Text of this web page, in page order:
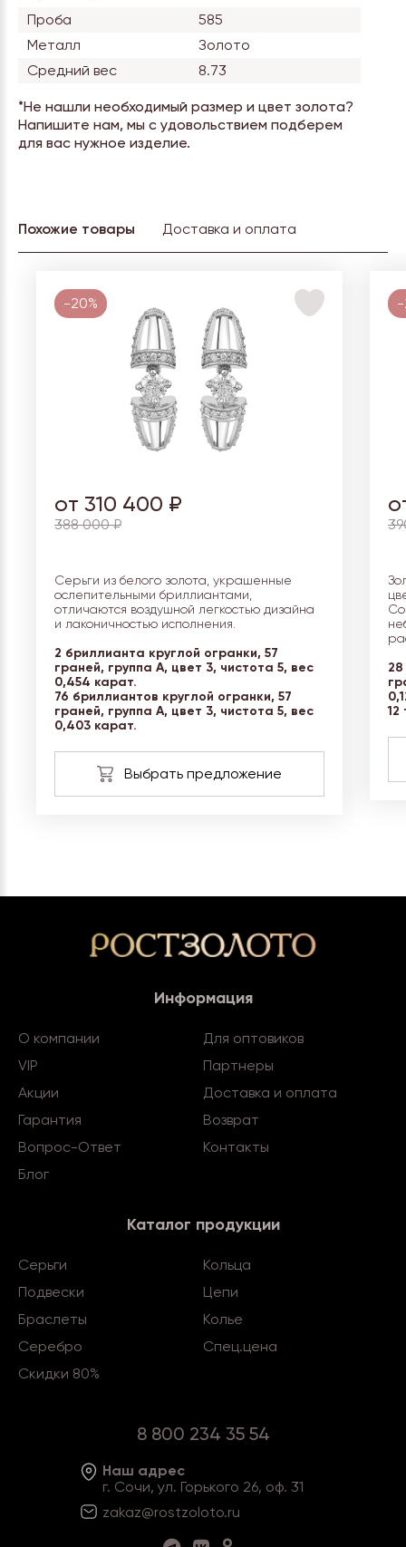
Проба
585
Металл
Золото
Средний вес
8.73
*Не нашли необходимый размер и цвет золота?
Напишите нам, мы с удовольствием подберем
для вас нужное изделие.
Похожие товары Доставка и оплата
-20%
от 310 400 ₽
388 000 ₽
Серьги из белого золота, украшенные
ослепительными бриллиантами,
отличаются воздушной легкостью дизайна
и лаконичностью исполнения.
2 бриллианта круглой огранки, 57
граней, группа А, цвет 3, чистота 5, вес
0,454 карат.
76 бриллиантов круглой огранки, 57
граней, группа А, цвет 3, чистота 5, вес
0,403 карат.
-
12
Информация
О компании
Для оптовиков
VIP
Партнеры
Акции
Доставка и оплата
Гарантия
Возврат
Вопрос-Ответ
Контакты
Блог
Каталог продукции
Серьги
Кольца
Подвески
Цепи
Браслеты
Колье
Серебро
Спец.цена
Скидки 80%
8 800 234 35 54
Наш адрес
г. Сочи, ул. Горького 26, оф. 31
zakaz@rostzoloto.ru